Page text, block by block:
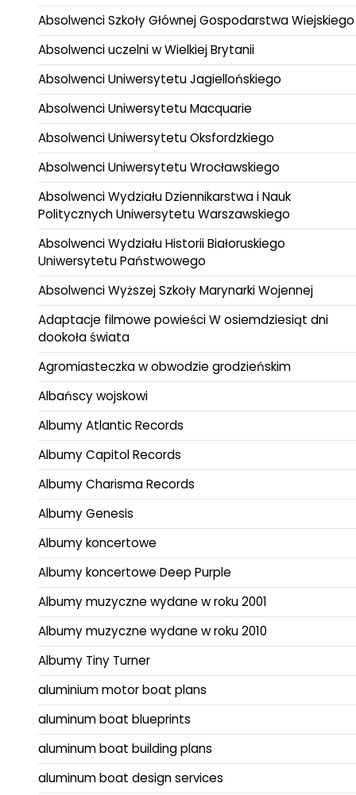
Absolwenci Szkoły Głównej Gospodarstwa Wiejskiego
Absolwenci uczelni w Wielkiej Brytanii
Absolwenci Uniwersytetu Jagiellońskiego
Absolwenci Uniwersytetu Macquarie
Absolwenci Uniwersytetu Oksfordzkiego
Absolwenci Uniwersytetu Wrocławskiego
Absolwenci Wydziału Dziennikarstwa i Nauk
Politycznych Uniwersytetu Warszawskiego
Absolwenci Wydziału Historii Białoruskiego
Uniwersytetu Państwowego
Absolwenci Wyższej Szkoły Marynarki Wojennej
Adaptacje filmowe powieści W osiemdziesiąt dni
dookoła świata
Agromiasteczka w obwodzie grodzieńskim
Albańscy wojskowi
Albumy Atlantic Records
Albumy Capitol Records
Albumy Charisma Records
Albumy Genesis
Albumy koncertowe
Albumy koncertowe Deep Purple
Albumy muzyczne wydane w roku 2001
Albumy muzyczne wydane w roku 2010
Albumy Tiny Turner
aluminium motor boat plans
aluminum boat blueprints
aluminum boat building plans
aluminum boat design services